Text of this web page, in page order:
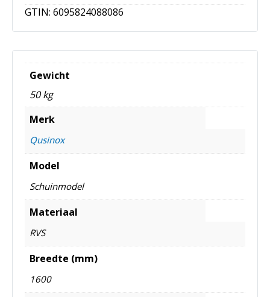
GTIN: 6095824088086
Gewicht
50 kg
Merk
Qusinox
Model
Schuinmodel
Materiaal
RVS
Breedte (mm)
1600